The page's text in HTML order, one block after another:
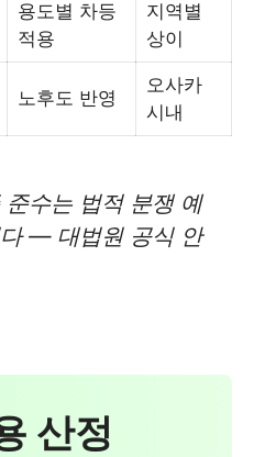
용도별 차등
적용
지역별
상이
노후도 반영
오사카
시내
수는 법적 분쟁 예
— 대법원 공식 안
산정